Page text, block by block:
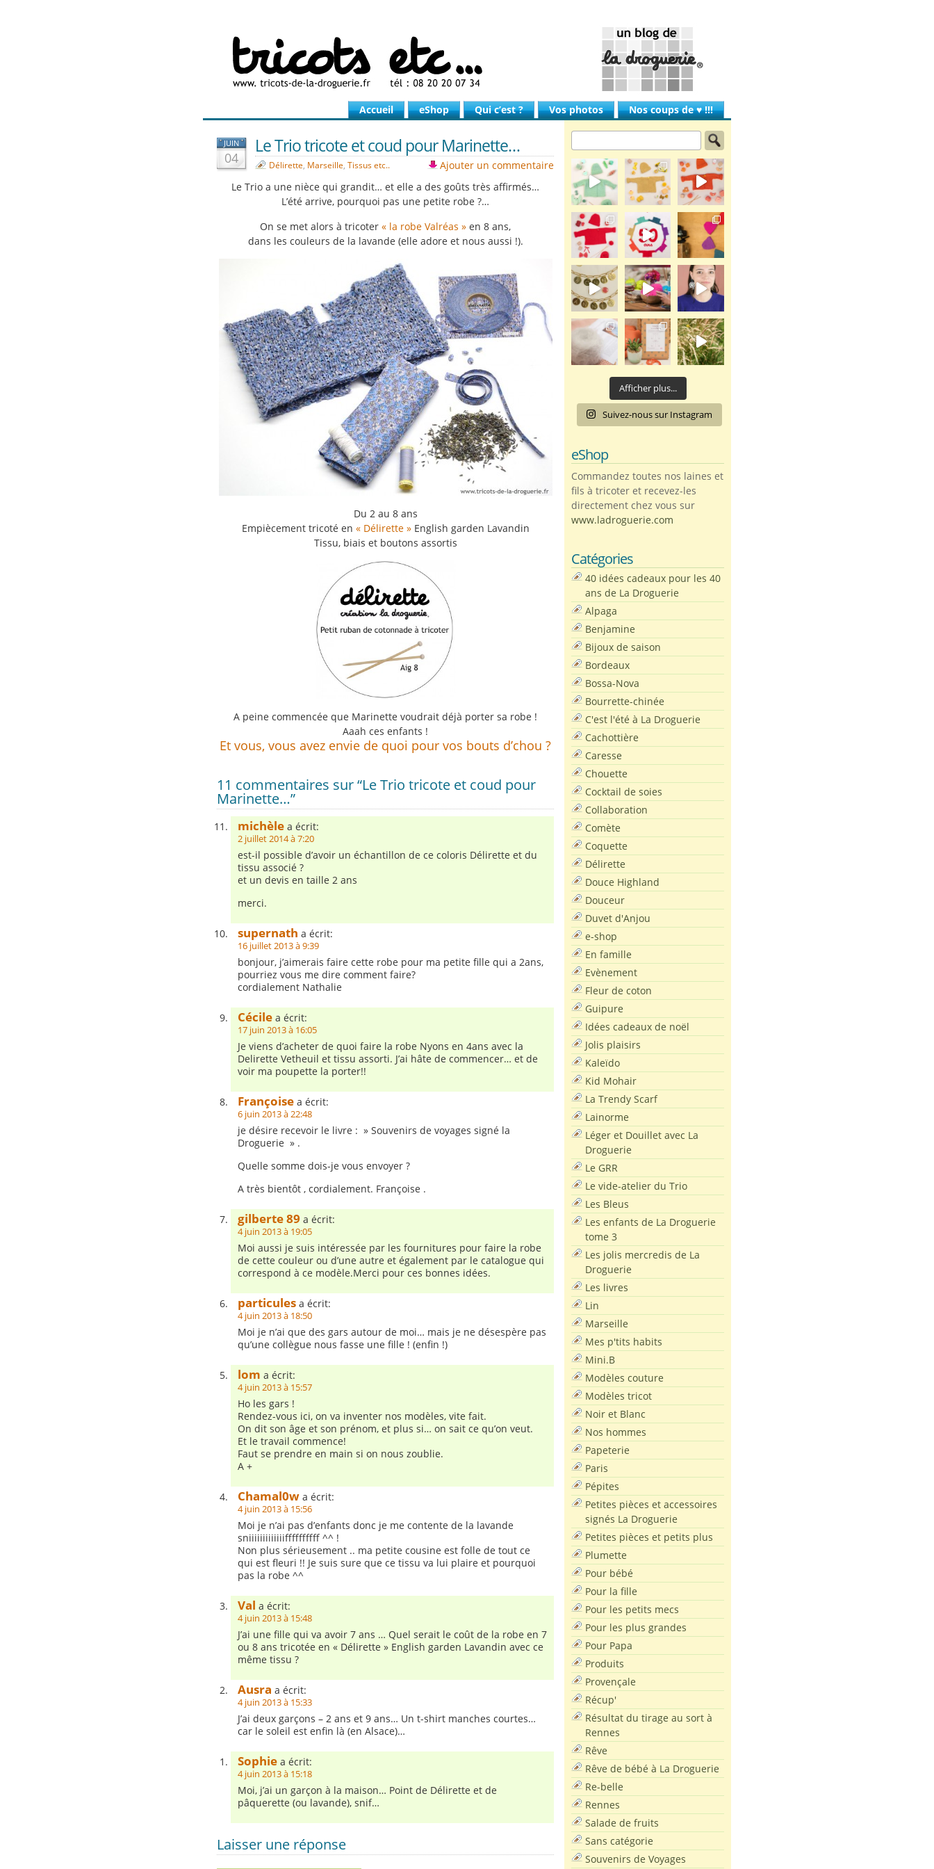
Accueil eShop Qui c’est ? Vos photos Nos coups de ♥ !!!
JUIN
04
Le Trio tricote et coud pour Marinette…
Délirette, Marseille, Tissus etc..
Ajouter un commentaire
Le Trio a une nièce qui grandit… et elle a des goûts très affirmés…
L’été arrive, pourquoi pas une petite robe ?…
On se met alors à tricoter « la robe Valréas » en 8 ans,
dans les couleurs de la lavande (elle adore et nous aussi !).
Du 2 au 8 ans
Empiècement tricoté en « Délirette »English garden Lavandin
Tissu, biais et boutons assortis
A peine commencée que Marinette voudrait déjà porter sa robe !
Aaah ces enfants !
Et vous, vous avez envie de quoi pour vos bouts d’chou ?
11 commentaires sur “Le Trio tricote et coud pour
Marinette…”
michèle a écrit:
2 juillet 2014 à 7:20
est-il possible d’avoir un échantillon de ce coloris Délirette et du
tissu associé ?
et un devis en taille 2 ans
merci.
supernath a écrit:
16 juillet 2013 à 9:39
bonjour, j’aimerais faire cette robe pour ma petite fille qui a 2ans,
pourriez vous me dire comment faire?
cordialement Nathalie
Cécile a écrit:
17 juin 2013 à 16:05
Je viens d’acheter de quoi faire la robe Nyons en 4ans avec la
Delirette Vetheuil et tissu assorti. J’ai hâte de commencer… et de
voir ma poupette la porter!!
Françoise a écrit:
6 juin 2013 à 22:48
je désire recevoir le livre : » Souvenirs de voyages signé la
Droguerie » .
Quelle somme dois-je vous envoyer ?
A très bientôt , cordialement. Françoise .
gilberte 89 a écrit:
4 juin 2013 à 19:05
Moi aussi je suis intéressée par les fournitures pour faire la robe
de cette couleur ou d’une autre et également par le catalogue qui
correspond à ce modèle.Merci pour ces bonnes idées.
particules a écrit:
4 juin 2013 à 18:50
Moi je n’ai que des gars autour de moi… mais je ne désespère pas
qu’une collègue nous fasse une fille ! (enfin !)
lom a écrit:
4 juin 2013 à 15:57
Ho les gars !
Rendez-vous ici, on va inventer nos modèles, vite fait.
On dit son âge et son prénom, et plus si… on sait ce qu’on veut.
Et le travail commence!
Faut se prendre en main si on nous zoublie.
A +
Chamal0w a écrit:
4 juin 2013 à 15:56
Moi je n’ai pas d’enfants donc je me contente de la lavande
sniiiiiiiiiiiiiffffffffff ^^ !
Non plus sérieusement .. ma petite cousine est folle de tout ce
qui est fleuri !! Je suis sure que ce tissu va lui plaire et pourquoi
pas la robe ^^
Val a écrit:
4 juin 2013 à 15:48
J’ai une fille qui va avoir 7 ans … Quel serait le coût de la robe en 7
ou 8 ans tricotée en « Délirette » English garden Lavandin avec ce
même tissu ?
Ausra a écrit:
4 juin 2013 à 15:33
J’ai deux garçons – 2 ans et 9 ans… Un t-shirt manches courtes…
car le soleil est enfin là (en Alsace)…
Sophie a écrit:
4 juin 2013 à 15:18
Moi, j’ai un garçon à la maison… Point de Délirette et de
pâquerette (ou lavande), snif…
Laisser une réponse
Afficher plus...
Suivez-nous sur Instagram
eShop
Commandez toutes nos laines et
fils à tricoter et recevez-les
directement chez vous sur
www.ladroguerie.com
Catégories
40 idées cadeaux pour les 40
ans de La Droguerie
Alpaga
Benjamine
Bijoux de saison
Bordeaux
Bossa-Nova
Bourrette-chinée
C'est l'été à La Droguerie
Cachottière
Caresse
Chouette
Cocktail de soies
Collaboration
Comète
Coquette
Délirette
Douce Highland
Douceur
Duvet d'Anjou
e-shop
En famille
Evènement
Fleur de coton
Guipure
Idées cadeaux de noël
Jolis plaisirs
Kaleïdo
Kid Mohair
La Trendy Scarf
Lainorme
Léger et Douillet avec La
Droguerie
Le GRR
Le vide-atelier du Trio
Les Bleus
Les enfants de La Droguerie
tome 3
Les jolis mercredis de La
Droguerie
Les livres
Lin
Marseille
Mes p'tits habits
Mini.B
Modèles couture
Modèles tricot
Noir et Blanc
Nos hommes
Papeterie
Paris
Pépites
Petites pièces et accessoires
signés La Droguerie
Petites pièces et petits plus
Plumette
Pour bébé
Pour la fille
Pour les petits mecs
Pour les plus grandes
Pour Papa
Produits
Provençale
Récup'
Résultat du tirage au sort à
Rennes
Rêve
Rêve de bébé à La Droguerie
Re-belle
Rennes
Salade de fruits
Sans catégorie
Souvenirs de Voyages